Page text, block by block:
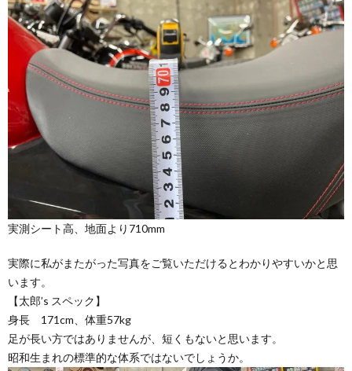
実測シート高、地面より710mm
実際に私がまたがった写真をご覧いただけるとわかりやすいかと思
います。
【太郎’s スペック】
身長 171cm、体重57kg
足が長い方ではありませんが、短くもないと思います。
昭和生まれの標準的な体系ではないでしょうか。